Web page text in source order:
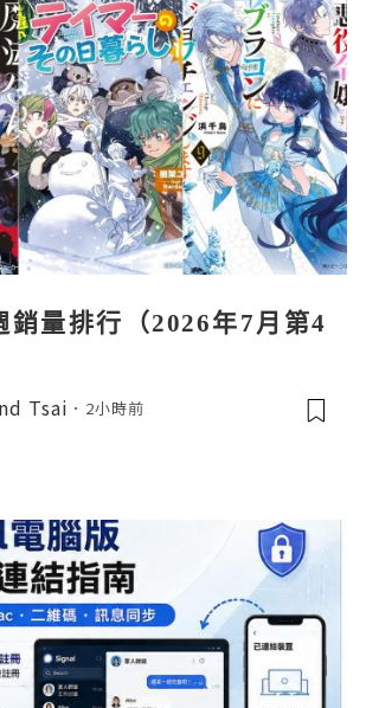
銷量排行（2026年7月第4
Tsai 2小時前